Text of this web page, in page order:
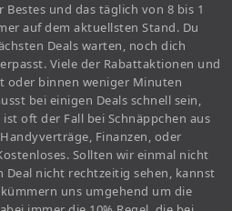
und das täglich von 8 bis 1
auf dem aktuellsten Stand. Du
Deals warten, noch dich
Viele der Rabattaktionen und
oder binnen weniger Minuten
bei einigen Deals schnell sein,
oft der Fall bei Schnäppchen aus
Finanzen, oder
Sollten wir einmal nicht
Deal nicht rechtzeitig sehen, kannst
uns umgehend um die